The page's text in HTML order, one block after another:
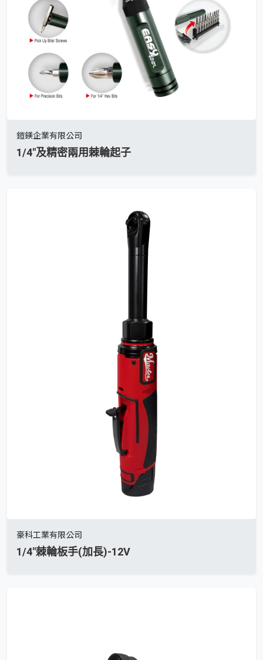
鎧鎂企業有限公司
1/4"及精密兩用棘輪起子
豪科工業有限公司
1/4"棘輪板手(加長)-12V